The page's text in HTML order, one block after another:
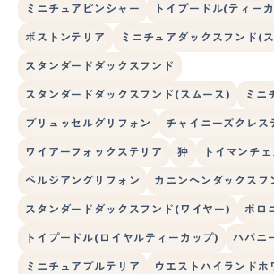
ミニチュアピンシャー トイプードル(ティー
ボストンテリア ミニチュアダックスフンド(
スタンダードダックスフンド
スタンダードダックスフンド(スムース) ミニ
ブリュッセルグリフォン チャイニーズクレス
ワイアーフォックステリア 狆 トイマンチ
ベルジアングリフォン カニンヘンダックス
スタンダードダックスフンド(ワイヤー) ボロ
トイプードル(ロイヤルティーカップ) ハバニ
ミニチュアブルテリア ウエストハイランドホ